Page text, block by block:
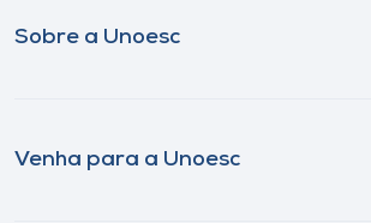
Sobre a Unoesc
Venha para a Unoesc